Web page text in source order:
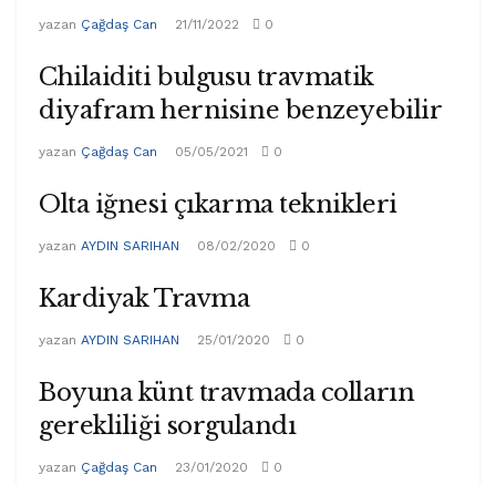
yazan Çağdaş Can 21/11/2022 0
Chilaiditi bulgusu travmatik
diyafram hernisine benzeyebilir
yazan Çağdaş Can 05/05/2021 0
Olta iğnesi çıkarma teknikleri
yazan AYDIN SARIHAN 08/02/2020 0
Kardiyak Travma
yazan AYDIN SARIHAN 25/01/2020 0
Boyuna künt travmada colların
gerekliliği sorgulandı
yazan Çağdaş Can 23/01/2020 0